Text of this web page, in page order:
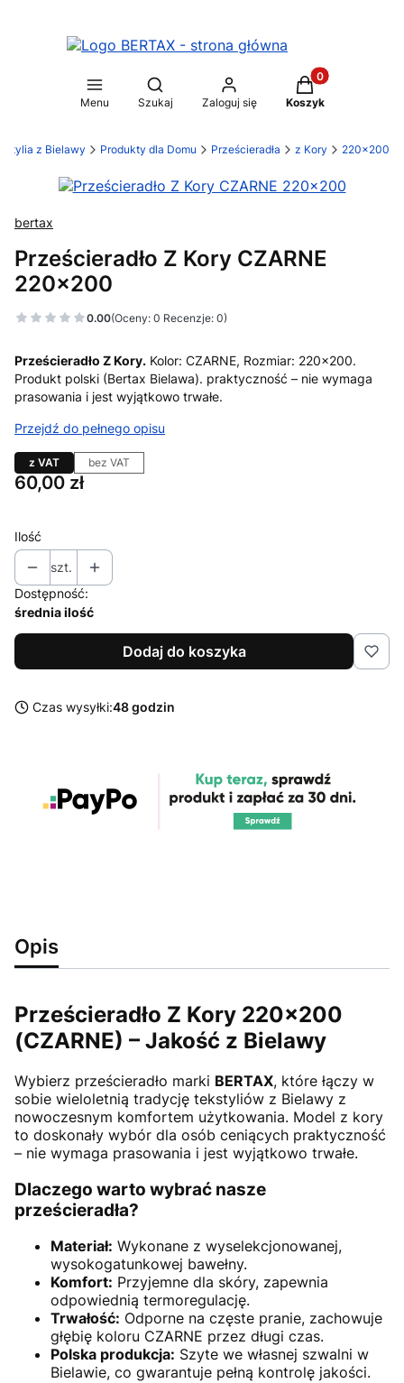
Menu
Otwórz wyszukiwarkę
Szukaj Zaloguj się
Produkty w
Koszyk
z Bielawy Produkty dla Domu Prześcieradła z Kory 220x200
bertax
Prześcieradło Z Kory CZARNE
220x200
0.00(Oceny: 0 Recenzje: 0)
Prześcieradło Z Kory. Kolor: CZARNE, Rozmiar: 220x200.
Produkt polski (Bertax Bielawa). praktyczność – nie wymaga
prasowania i jest wyjątkowo trwałe.
Przejdź do pełnego opisu
z VAT bez VAT
Cena
60,00 zł
Ilość
szt.
Dostępność:
średnia ilość
Dodaj do koszyka
Czas wysyłki:48 godzin
Opis
Prześcieradło Z Kory 220x200
(CZARNE) – Jakość z Bielawy
Wybierz prześcieradło marki BERTAX, które łączy w
sobie wieloletnią tradycję tekstyliów z Bielawy z
nowoczesnym komfortem użytkowania. Model z kory
to doskonały wybór dla osób ceniących praktyczność
– nie wymaga prasowania i jest wyjątkowo trwałe.
Dlaczego warto wybrać nasze
prześcieradła?
Materiał: Wykonane z wyselekcjonowanej,
wysokogatunkowej bawełny.
Komfort: Przyjemne dla skóry, zapewnia
odpowiednią termoregulację.
Trwałość: Odporne na częste pranie, zachowuje
głębię koloru CZARNE przez długi czas.
Polska produkcja: Szyte we własnej szwalni w
Bielawie, co gwarantuje pełną kontrolę jakości.